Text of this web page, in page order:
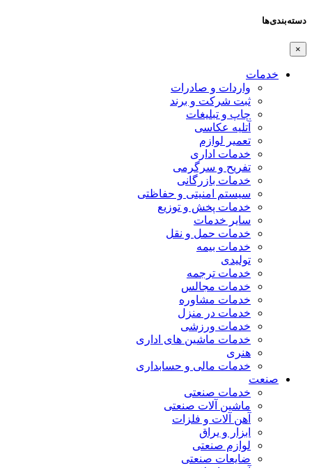
دسته‌بندی‌ها
×
خدمات
واردات و صادرات
ثبت شرکت و برند
چاپ و تبلیغات
آتلیه عکاسی
تعمیر لوازم
خدمات اداری
تفریح و سرگرمی
خدمات بازرگانی
سیستم امنیتی و حفاظتی
خدمات پخش و توزیع
سایر خدمات
خدمات حمل و نقل
خدمات بیمه
تولیدی
خدمات ترجمه
خدمات مجالس
خدمات مشاوره
خدمات در منزل
خدمات ورزشی
خدمات ماشین های اداری
هنری
خدمات مالی و حسابداری
صنعت
خدمات صنعتی
ماشین آلات صنعتی
آهن آلات و فلزات
ابزار و یراق
لوازم صنعتی
ضایعات صنعتی